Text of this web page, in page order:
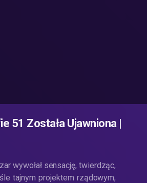
51 Została Ujawniona |
wywołał sensację, twierdząc,
tajnym projektem rządowym,